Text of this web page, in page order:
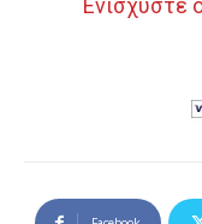
Ενισχύστε